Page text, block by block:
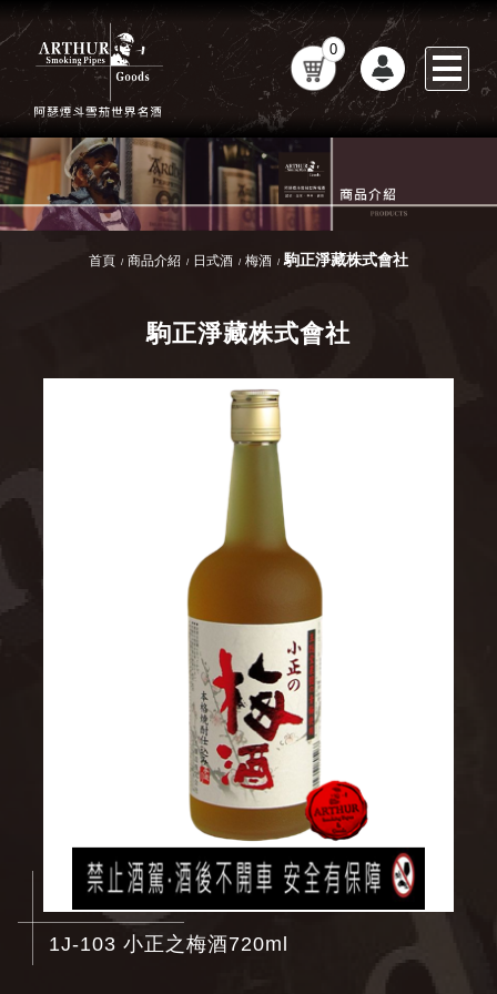
0
首頁 商品介紹 日式酒 梅酒 駒正淨藏株式會社
駒正淨藏株式會社
1J-103 小正之梅酒720ml